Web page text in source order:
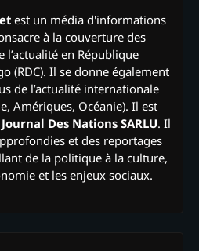
est un média d'informations
à la couverture des
l’actualité en République
(RDC). Il se donne également
de l’actualité internationale
Amériques, Océanie). Il est
Journal Des Nations SARLU. Il
et des reportages
de la politique à la culture,
et les enjeux sociaux.